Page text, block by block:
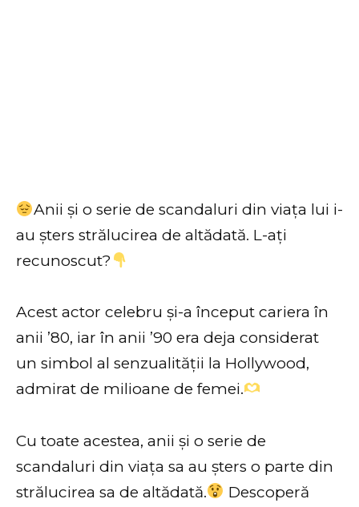
Anii și o serie de scandaluri din viața lui i-
au șters strălucirea de altădată. L-ați
recunoscut?
Acest actor celebru și-a început cariera în
anii ’80, iar în anii ’90 era deja considerat
un simbol al senzualității la Hollywood,
admirat de milioane de femei.
Cu toate acestea, anii și o serie de
scandaluri din viața sa au șters o parte din
strălucirea sa de altădată.
Descoperă